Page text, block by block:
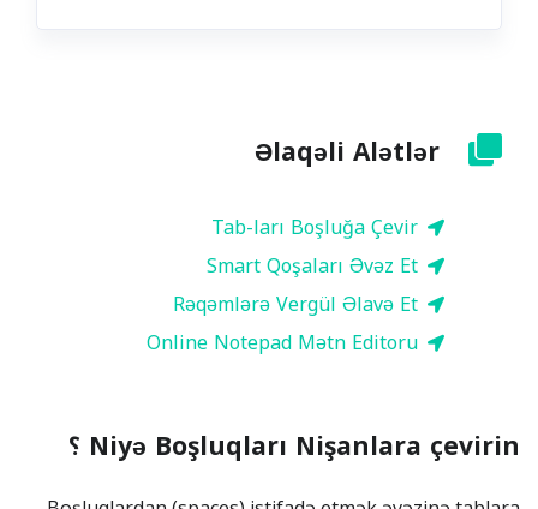
Əlaqəli Alətlər
Tab-ları Boşluğa Çevir
Smart Qoşaları Əvəz Et
Rəqəmlərə Vergül Əlavə Et
Online Notepad Mətn Editoru
Niyə Boşluqları Nişanlara çevirin ؟